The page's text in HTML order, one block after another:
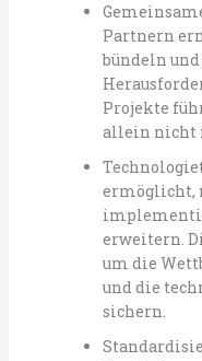
Partnern
bündeln
Projekte
allein nicht
ermöglicht,
erweitern.
um die
und die
sichern.